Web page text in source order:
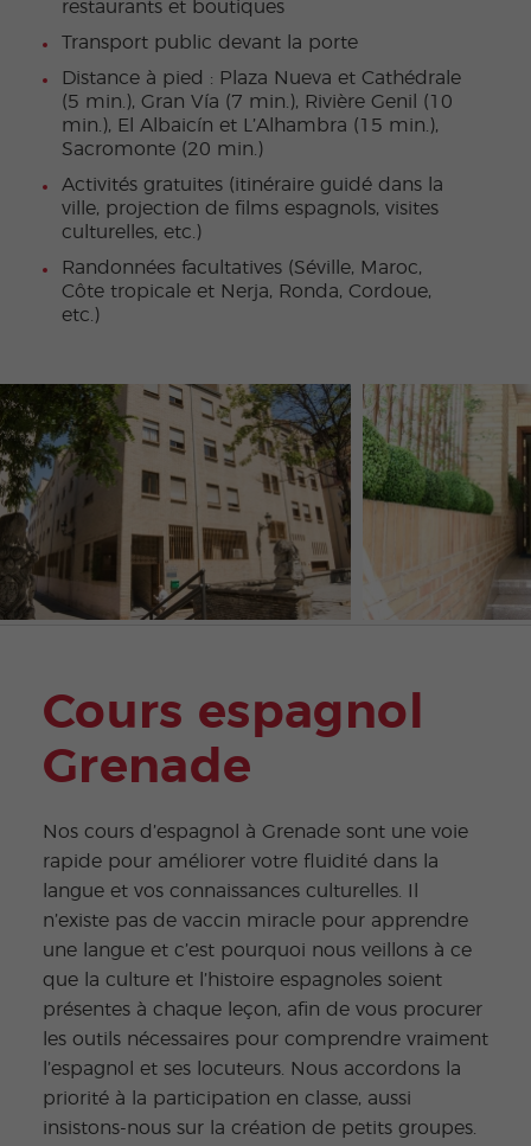
restaurants et boutiques
Transport public devant la porte
Distance à pied : Plaza Nueva et Cathédrale
(5 min.), Gran Vía (7 min.), Rivière Genil (10
min.), El Albaicín et L’Alhambra (15 min.),
Sacromonte (20 min.)
Activités gratuites (itinéraire guidé dans la
ville, projection de films espagnols, visites
culturelles, etc.)
Randonnées facultatives (Séville, Maroc,
Côte tropicale et Nerja, Ronda, Cordoue,
etc.)
Cours espagnol
Grenade
Nos cours d’espagnol à Grenade sont une voie
rapide pour améliorer votre fluidité dans la
langue et vos connaissances culturelles. Il
n’existe pas de vaccin miracle pour apprendre
une langue et c’est pourquoi nous veillons à ce
que la culture et l’histoire espagnoles soient
présentes à chaque leçon, afin de vous procurer
les outils nécessaires pour comprendre vraiment
l’espagnol et ses locuteurs. Nous accordons la
priorité à la participation en classe, aussi
insistons-nous sur la création de petits groupes.